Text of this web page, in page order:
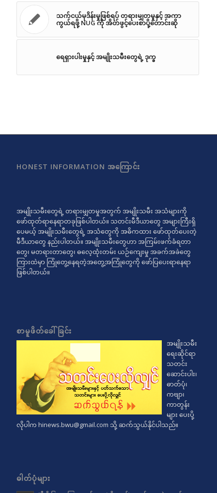
သက်ငယ်မုဒိန်းမှုဖြစ်ရပ် တရားမျှတမှုနှင့် အကာ
ကွယ်ရဖို့ NUG ကို အိတ်ဖွင့်ပေးစာပို့တောင်းဆို
ရေရှားပါးမှုနှင့် အမျိုးသမီးတွေရဲ့ ဒုက္ခ
HONEST INFORMATION အကြောင်း
အမျိုးသမီးတွေရဲ့ တရားမျှတမှုအတွက် အမျိုးသမီး အသံများကို
ဖော်ထုတ်ရာနေရာတခုဖြစ်ပါတယ်။ သတင်းမီဒီယာတွေ အများကြီးရှိ
ပေမယ့် အမျိုးသမီးတွေရဲ့ အသံတွေကို အဓိကထား ဖော်ထုတ်ပေးတဲ့
မီဒီယာတွေ နည်းပါတယ်။ အမျိုးသမီးတွေဟာ အကြမ်းဖက်ခံရတာ
တွေ၊ မတရားတာတွေ၊ ဓလေ့ထုံးတမ်း ယဉ်ကျေးမှု အခက်အခဲတွေ
ကြားထဲမှာ ကြုံတွေ့နေရတဲ့အတွေ့အကြုံတွေကို ဖော်ပြပေးရာနေရာ
ဖြစ်ပါတယ်။
စာမူဖိတ်ခေါ်ခြင်း
အမျိုးသမီး
ရေးဆိုင်ရာ
သတင်း
ဆောင်းပါး၊
ဓာတ်ပုံ၊
ကဗျာ၊
ကာတွန်း
များ ပေးပို့
လိုပါက hinews.bwu@gmail.com သို့ ဆက်သွယ်နိုင်ပါသည်။
ဓါတ်ပုံများ